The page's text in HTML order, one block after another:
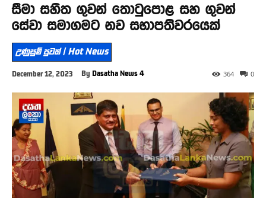
සීමා සහිත ගුවන් තොටුපොළ සහ ගුවන්
සේවා සමාගමට නව සභාපතිවරයෙක්
උණුසුම් පුවත් | Hot News
December 12, 2023 By Dasatha News 4 0
364